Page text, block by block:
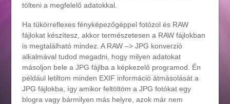
tölteni a megfelelő adatokkal.
Ha tükörreflexes fényképezőgéppel fotózol és RAW
fájlokat készítesz, akkor természetesen a RAW fájlokban
is megtalálható mindez. A RAW –> JPG konverzió
alkalmával tudod megadni, hogy milyen adatokat
másoljon bele a JPG fájlba a képkezelő programod. Én
például letiltom minden EXIF információ átmásolását a
JPG fájlokba, így amikor feltöltöm a JPG fotókat egy
blogra vagy bármilyen más helyre, azok már nem